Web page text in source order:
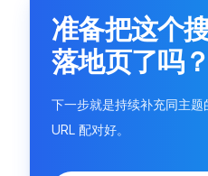
准备把这个
落地页了吗？
下一步就是持续补充同主
URL 配对好。